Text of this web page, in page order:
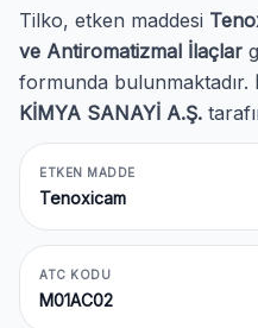
Tilko, etken maddesi
ve Antiromatizmal İlaçlar
formunda bulunmaktadır.
KİMYA SANAYİ A.Ş.
ETKEN MADDE
Tenoxicam
ATC KODU
M01AC02